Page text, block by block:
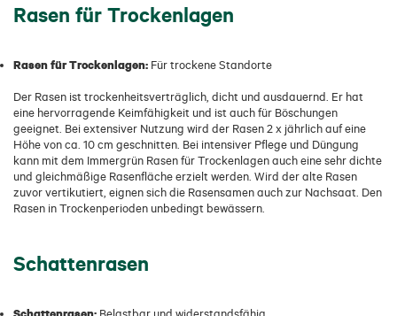
Rasen für Trockenlagen
Rasen für Trockenlagen: Für trockene Standorte
Der Rasen ist trockenheitsverträglich, dicht und ausdauernd. Er hat
eine hervorragende Keimfähigkeit und ist auch für Böschungen
geeignet. Bei extensiver Nutzung wird der Rasen 2 x jährlich auf eine
Höhe von ca. 10 cm geschnitten. Bei intensiver Pflege und Düngung
kann mit dem Immergrün Rasen für Trockenlagen auch eine sehr dichte
und gleichmäßige Rasenfläche erzielt werden. Wird der alte Rasen
zuvor vertikutiert, eignen sich die Rasensamen auch zur Nachsaat. Den
Rasen in Trockenperioden unbedingt bewässern.
Schattenrasen